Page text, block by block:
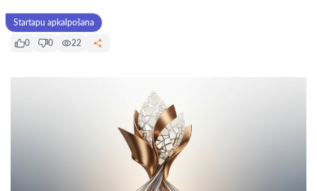
Startapu apkalpošana
0
0 22